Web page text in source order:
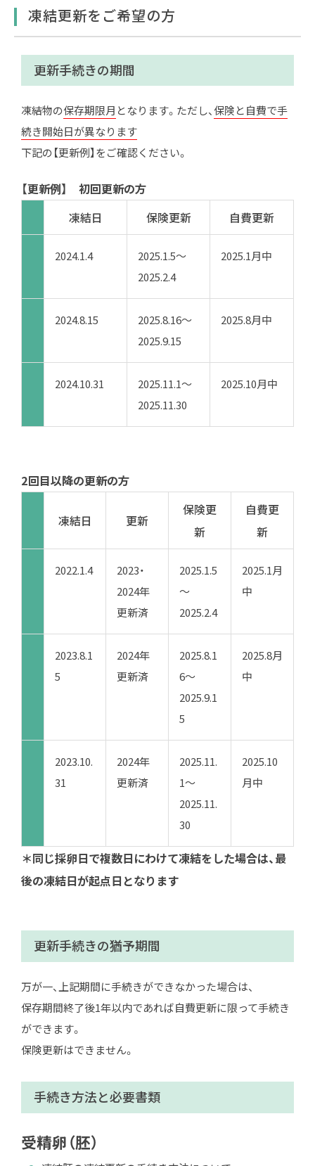
凍結更新をご希望の方
更新手続きの期間
凍結物の保存期限月 となります。ただし、保険と自費で手
続き開始日が異なります
下記の【更新例】をご確認ください。
【更新例】 初回更新の方
凍結日
保険更新 自費更新
2024.1.4
2025.1.5～
2025.2.4
2025.1月中
2024.8.15
2025.8.16～
2025.9.15
2025.8月中
2024.10.31
2025.11.1～
2025.11.30
2025.10月中
2回目以降の更新の方
凍結日 更新
保険更
新
自費更
新
2022.1.4
2023・
2024年
更新済
2025.1.5
～
2025.2.4
2025.1月
中
2023.8.1
5
2024年
更新済
2025.8.1
6～
2025.9.1
5
2025.8月
中
2023.10.
31
2024年
更新済
2025.11.
1～
2025.11.
30
2025.10
月中
＊同じ採卵日で複数日にわけて凍結をした場合は、最
後の凍結日が起点日となります
更新手続きの猶予期間
万が一、上記期間に手続きができなかった場合は、
保存期間終了後1年以内であれば自費更新に限って手続き
ができます。
保険更新はできません。
手続き方法と必要書類
受精卵（胚）